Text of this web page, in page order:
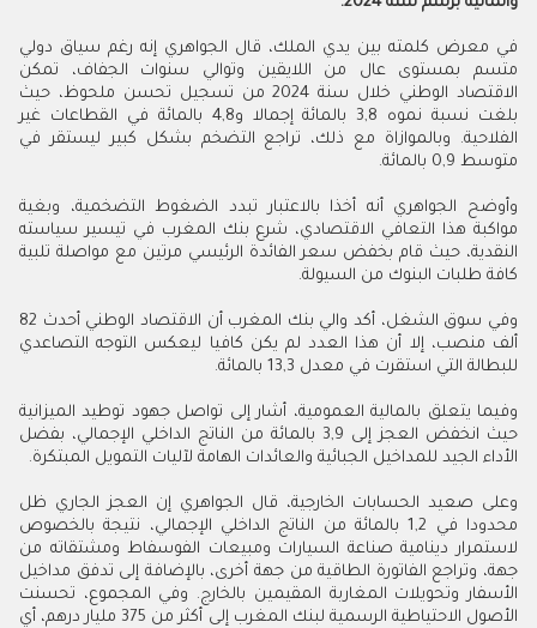
في معرض كلمته بين يدي الملك، قال الجواهري إنه رغم سياق دولي
متسم بمستوى عال من اللايقين وتوالي سنوات الجفاف، تمكن
الاقتصاد الوطني خلال سنة 2024 من تسجيل تحسن ملحوظ، حيث
بلغت نسبة نموه 3,8 بالمائة إجمالا و4,8 بالمائة في القطاعات غير
الفلاحية. وبالموازاة مع ذلك، تراجع التضخم بشكل كبير ليستقر في
متوسط 0,9 بالمائة.
وأوضح الجواهري أنه أخذا بالاعتبار تبدد الضغوط التضخمية، وبغية
مواكبة هذا التعافي الاقتصادي، شرع بنك المغرب في تيسير سياسته
النقدية، حيث قام بخفض سعر الفائدة الرئيسي مرتين مع مواصلة تلبية
كافة طلبات البنوك من السيولة.
وفي سوق الشغل، أكد والي بنك المغرب أن الاقتصاد الوطني أحدث 82
ألف منصب، إلا أن هذا العدد لم يكن كافيا ليعكس التوجه التصاعدي
للبطالة التي استقرت في معدل 13,3 بالمائة.
وفيما يتعلق بالمالية العمومية، أشار إلى تواصل جهود توطيد الميزانية
حيث انخفض العجز إلى 3,9 بالمائة من الناتج الداخلي الإجمالي، بفضل
الأداء الجيد للمداخيل الجبائية والعائدات الهامة لآليات التمويل المبتكرة.
وعلى صعيد الحسابات الخارجية، قال الجواهري إن العجز الجاري ظل
محدودا في 1,2 بالمائة من الناتج الداخلي الإجمالي، نتيجة بالخصوص
لاستمرار دينامية صناعة السيارات ومبيعات الفوسفاط ومشتقاته من
جهة، وتراجع الفاتورة الطاقية من جهة أخرى، بالإضافة إلى تدفق مداخيل
الأسفار وتحويلات المغاربة المقيمين بالخارج. وفي المجموع، تحسنت
الأصول الاحتياطية الرسمية لبنك المغرب إلى أكثر من 375 مليار درهم، أي